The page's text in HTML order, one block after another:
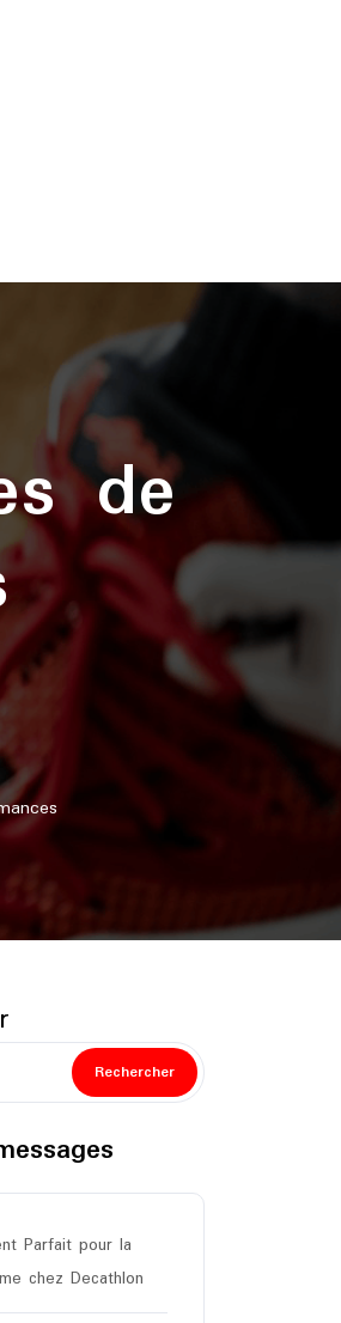
de
Rechercher
Parfait pour la
chez Decathlon